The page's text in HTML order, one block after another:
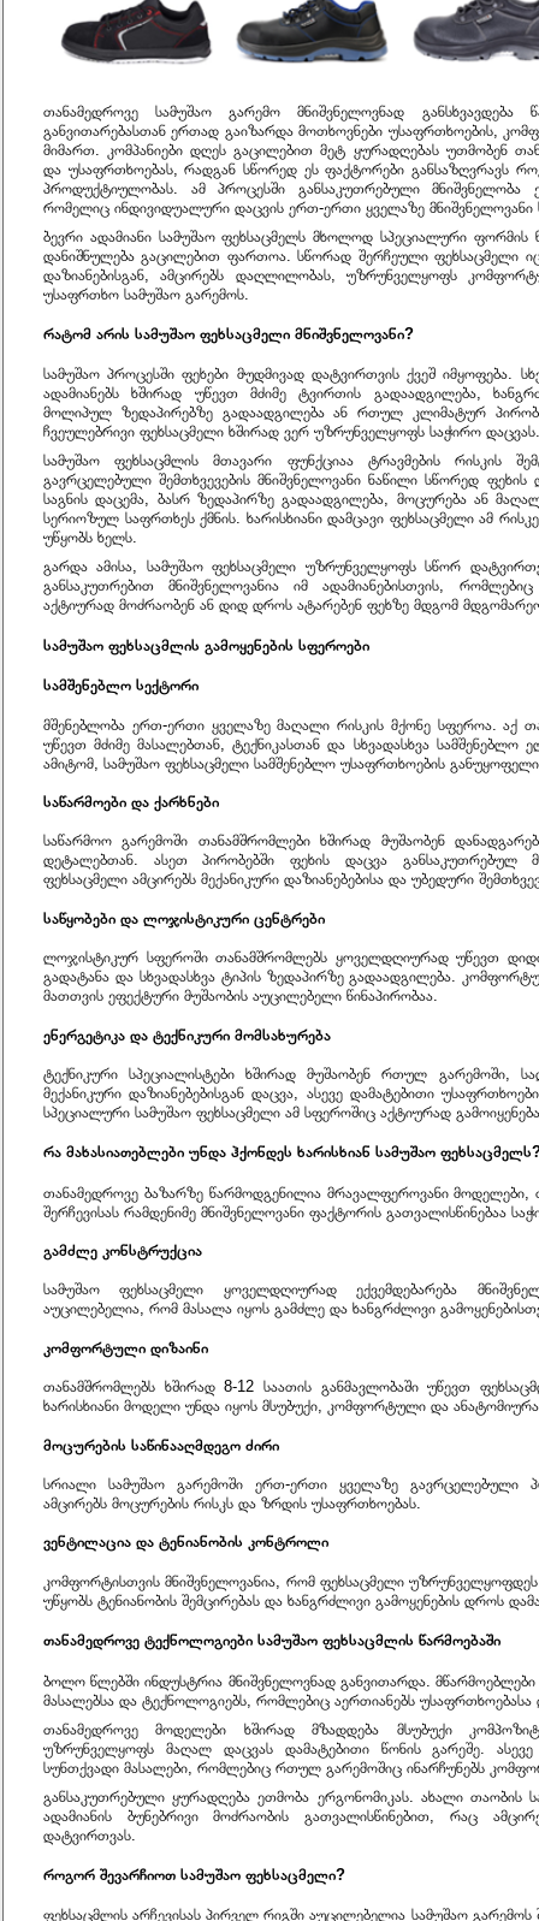
თანამედროვე სამუშაო გარემო მნიშვნელოვნად განსხვავდება
განვითარებასთან ერთად გაიზარდა მოთხოვნები უსაფრთხოების,
მიმართ. კომპანიები დღეს გაცილებით მეტ ყურადღებას უთმობენ
და უსაფრთხოებას, რადგან სწორედ ეს ფაქტორები განსაზღვრავს
პროდუქტიულობას. ამ პროცესში განსაკუთრებული მნიშვნელობა
რომელიც ინდივიდუალური დაცვის ერთ-ერთი ყველაზე მნიშვნელოვანი
ბევრი ადამიანი სამუშაო ფეხსაცმელს მხოლოდ სპეციალური ფორმის
დანიშნულება გაცილებით ფართოა. სწორად შერჩეული ფეხსაცმელი
დაზიანებისგან, ამცირებს დაღლილობას, უზრუნველყოფს
უსაფრთხო სამუშაო გარემოს.
რატომ არის სამუშაო ფეხსაცმელი მნიშვნელოვანი?
სამუშაო პროცესში ფეხები მუდმივად დატვირთვის ქვეშ იმყოფება.
ადამიანებს ხშირად უწევთ მძიმე ტვირთის გადაადგილება,
მოლიპულ ზედაპირებზე გადაადგილება ან რთულ კლიმატურ
ჩვეულებრივი ფეხსაცმელი ხშირად ვერ უზრუნველყოფს საჭირო დაცვას.
სამუშაო ფეხსაცმლის მთავარი ფუნქციაა ტრავმების რისკის
გავრცელებული შემთხვევების მნიშვნელოვანი ნაწილი სწორედ ფეხის
საგნის დაცემა, ბასრ ზედაპირზე გადაადგილება, მოცურება ან
სერიოზულ საფრთხეს ქმნის. ხარისხიანი დამცავი ფეხსაცმელი ამ
უწყობს ხელს.
გარდა ამისა, სამუშაო ფეხსაცმელი უზრუნველყოფს სწორ
განსაკუთრებით მნიშვნელოვანია იმ ადამიანებისთვის,
აქტიურად მოძრაობენ ან დიდ დროს ატარებენ ფეხზე მდგომ
სამუშაო ფეხსაცმლის გამოყენების სფეროები
სამშენებლო სექტორი
მშენებლობა ერთ-ერთი ყველაზე მაღალი რისკის მქონე სფეროა. აქ
უწევთ მძიმე მასალებთან, ტექნიკასთან და სხვადასხვა სამშენებლო
ამიტომ, სამუშაო ფეხსაცმელი სამშენებლო უსაფრთხოების
საწარმოები და ქარხნები
საწარმოო გარემოში თანამშრომლები ხშირად მუშაობენ
დეტალებთან. ასეთ პირობებში ფეხის დაცვა განსაკუთრებულ
ფეხსაცმელი ამცირებს მექანიკური დაზიანებებისა და უბედური
საწყობები და ლოჯისტიკური ცენტრები
ლოჯისტიკურ სფეროში თანამშრომლებს ყოველდღიურად უწევთ
გადატანა და სხვადასხვა ტიპის ზედაპირზე გადაადგილება.
მათთვის ეფექტური მუშაობის აუცილებელი წინაპირობაა.
ენერგეტიკა და ტექნიკური მომსახურება
ტექნიკური სპეციალისტები ხშირად მუშაობენ რთულ გარემოში,
მექანიკური დაზიანებებისგან დაცვა, ასევე დამატებითი
სპეციალური სამუშაო ფეხსაცმელი ამ სფეროშიც აქტიურად
რა მახასიათებლები უნდა ჰქონდეს ხარისხიან სამუშაო
თანამედროვე ბაზარზე წარმოდგენილია მრავალფეროვანი მოდელები,
შერჩევისას რამდენიმე მნიშვნელოვანი ფაქტორის გათვალისწინებაა
გამძლე კონსტრუქცია
სამუშაო ფეხსაცმელი ყოველდღიურად ექვემდებარება
აუცილებელია, რომ მასალა იყოს გამძლე და ხანგრძლივი
კომფორტული დიზაინი
თანამშრომლებს ხშირად 8-12 საათის განმავლობაში უწევთ
ხარისხიანი მოდელი უნდა იყოს მსუბუქი, კომფორტული და
მოცურების საწინააღმდეგო ძირი
სრიალი სამუშაო გარემოში ერთ-ერთი ყველაზე გავრცელებული
ამცირებს მოცურების რისკს და ზრდის უსაფრთხოებას.
ვენტილაცია და ტენიანობის კონტროლი
კომფორტისთვის მნიშვნელოვანია, რომ ფეხსაცმელი
უწყობს ტენიანობის შემცირებას და ხანგრძლივი გამოყენების დროს
თანამედროვე ტექნოლოგიები სამუშაო ფეხსაცმლის წარმოებაში
ბოლო წლებში ინდუსტრია მნიშვნელოვნად განვითარდა. მწარმოებლები
მასალებსა და ტექნოლოგიებს, რომლებიც აერთიანებს
თანამედროვე მოდელები ხშირად მზადდება მსუბუქი
უზრუნველყოფს მაღალ დაცვას დამატებითი წონის გარეშე. ასევე
სუნთქვადი მასალები, რომლებიც რთულ გარემოშიც ინარჩუნებს
განსაკუთრებული ყურადღება ეთმობა ერგონომიკას. ახალი თაობის
ადამიანის ბუნებრივი მოძრაობის გათვალისწინებით, რაც
დატვირთვას.
როგორ შევარჩიოთ სამუშაო ფეხსაცმელი?
ფეხსაცმლის არჩევისას პირველ რიგში აუცილებელია სამუშაო გარემოს